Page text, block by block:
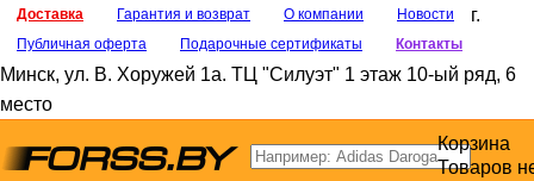
Доставка Гарантия и возврат О компании
Новости
Публичная оферта
Подарочные сертификаты Контакты
г.
Минск, ул. В. Хоружей 1а. ТЦ "Силуэт" 1 этаж 10-ый ряд, 6
место
Корзина
Товаров